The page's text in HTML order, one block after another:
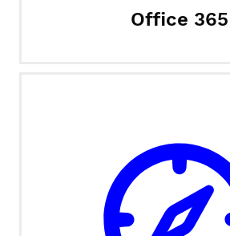
Office 365